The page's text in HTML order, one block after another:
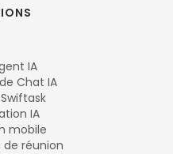
IA
Chat IA
IA
mobile
de réunion